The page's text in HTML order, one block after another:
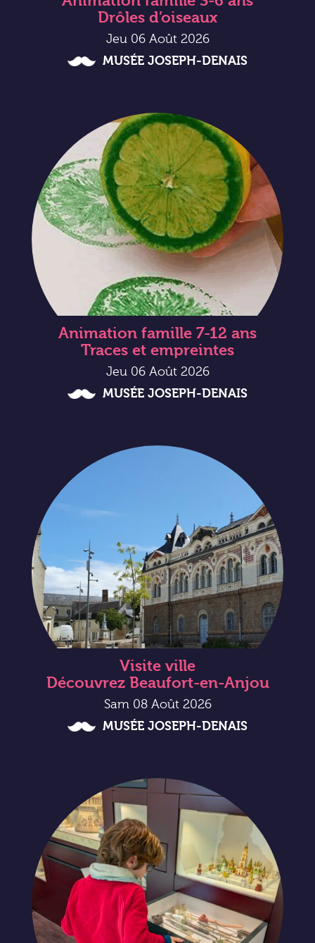
Drôles d’oiseaux
Jeu 06 Août 2026
MUSÉE JOSEPH-DENAIS
Animation famille 7-12 ans
Traces et empreintes
Jeu 06 Août 2026
MUSÉE JOSEPH-DENAIS
Visite ville
Découvrez Beaufort-en-Anjou
Sam 08 Août 2026
MUSÉE JOSEPH-DENAIS